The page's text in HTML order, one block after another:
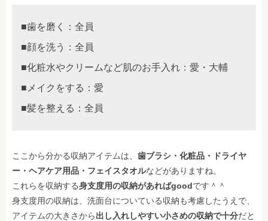
■歯を磨く：全員
■顔を洗う：全員
■化粧水やクリームなど肌のお手入れ：愛・大輔
■メイクをする：愛
■髪を整える：全員
ここから分かる収納アイテムは、 歯ブラシ・化粧品・ドライヤ
ー・ヘアケア用品・フェイスタオルなどがありますね。
これらを収納する身支度用の収納があればgoodです＾＾
身支度用の収納は、洗面台についている収納も考慮したうえで、
アイテムの大きさから出し入れしやすい小さめの収納で十分だと